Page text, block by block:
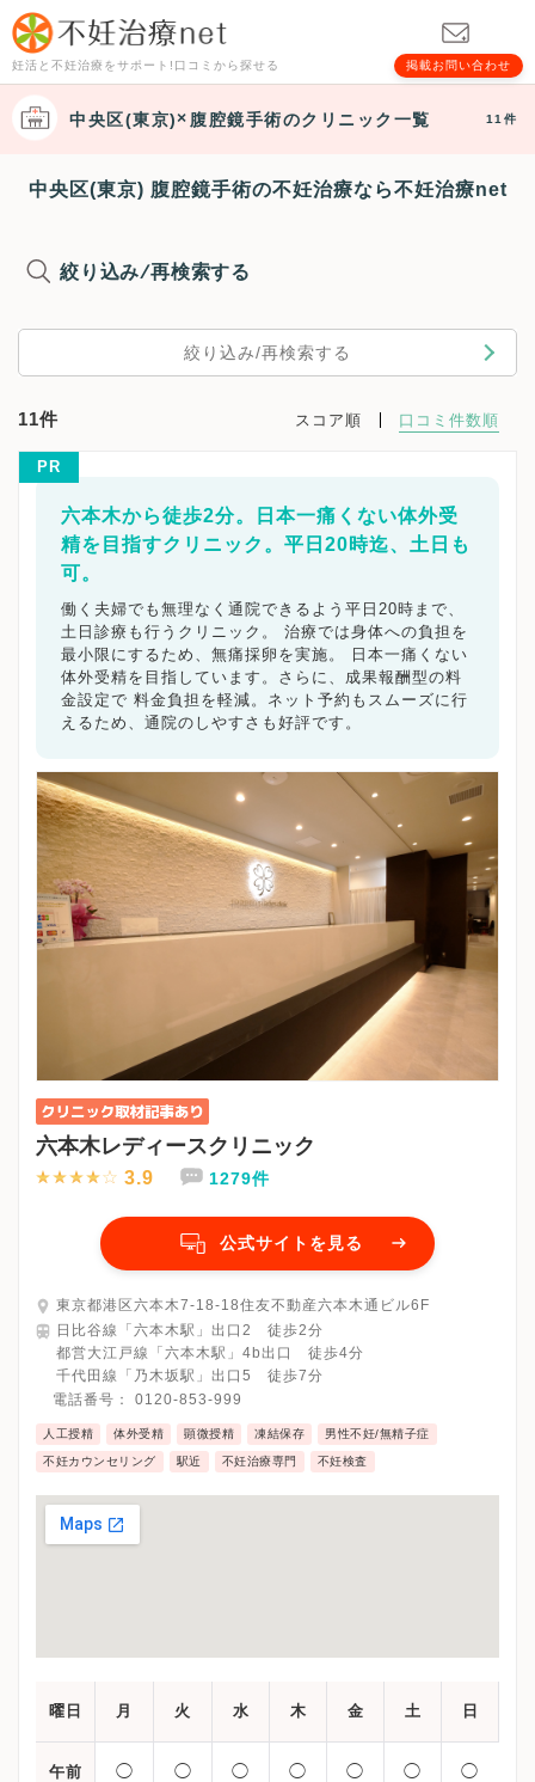
妊活と不妊治療をサポート!口コミから探せる 掲載お問い合わせ
中央区(東京) 腹腔鏡手術のクリニック一覧 11件
中央区(東京) 腹腔鏡手術の不妊治療なら不妊治療net
絞り込み/再検索する
絞り込み/再検索する
11件 スコア順 口コミ件数順
PR
六本木から徒歩2分。日本一痛くない体外受
精を目指すクリニック。平日20時迄、土日も
可。
働く夫婦でも無理なく通院できるよう平日20時まで、
土日診療も行うクリニック。 治療では身体への負担を
最小限にするため、無痛採卵を実施。 日本一痛くない
体外受精を目指しています。さらに、成果報酬型の料
金設定で 料金負担を軽減。ネット予約もスムーズに行
えるため、通院のしやすさも好評です。
六本木レディースクリニック
3.9 1279件
公式サイトを見る
東京都港区六本木7-18-18住友不動産六本木通ビル6F
日比谷線「六本木駅」出口2 徒歩2分
都営大江戸線「六本木駅」4b出口 徒歩4分
千代田線「乃木坂駅」出口5 徒歩7分
電話番号： 0120-853-999
人工授精 体外受精 顕微授精 凍結保存 男性不妊/無精子症
不妊カウンセリング 駅近 不妊治療専門 不妊検査
曜日 月 火 水 木 金 土 日
午前 ◯ ◯ ◯ ◯ ◯ ◯ ◯